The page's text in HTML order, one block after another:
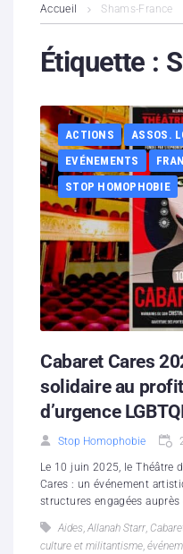
Contenus litigieux
Boutique
Partenaires
Contacts
Hébergement solidaire
Accueil Shams-France
Étiquette :
ACTIONS ASSOS.
EVÉNEMENTS
STOP HOMOPHOBIE
Cabaret Cares
solidaire au
d’urgence
Stop Homophobie
Le 10 juin 2025, le Théâtre
Cares : un événement
structures engagées auprès
Aides, Allanah Starr,
culture et militantisme,